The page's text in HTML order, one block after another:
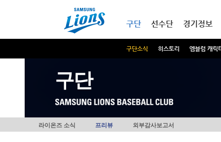
구단
구단소식 히스토리 엠블럼 캐릭
선수단 경기정보
구단
라이온즈 소식 프리뷰 외부감사보고서